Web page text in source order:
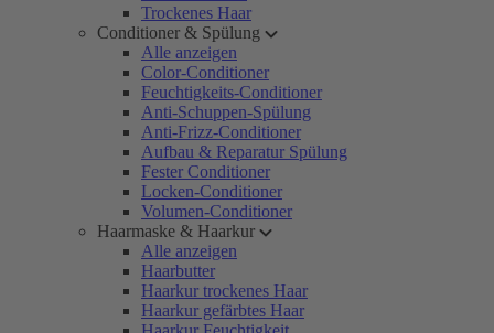
Trockenes Haar
Conditioner & Spülung
Alle anzeigen
Color-Conditioner
Feuchtigkeits-Conditioner
Anti-Schuppen-Spülung
Anti-Frizz-Conditioner
Aufbau & Reparatur Spülung
Fester Conditioner
Locken-Conditioner
Volumen-Conditioner
Haarmaske & Haarkur
Alle anzeigen
Haarbutter
Haarkur trockenes Haar
Haarkur gefärbtes Haar